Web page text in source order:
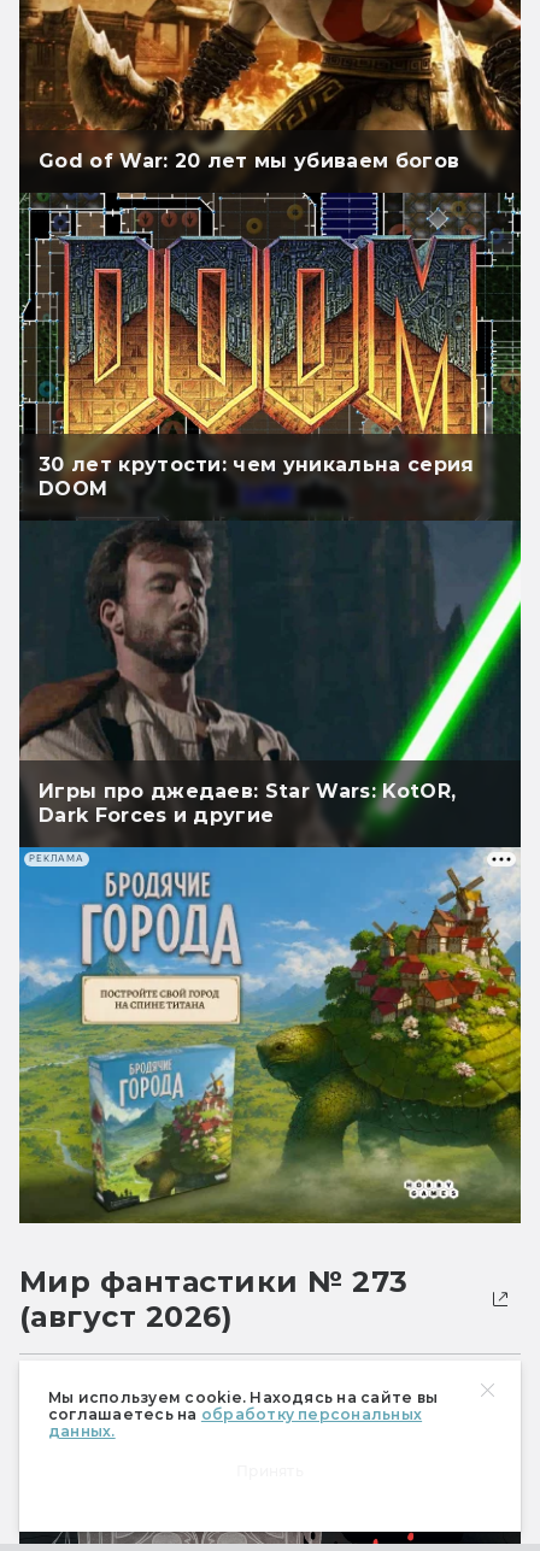
Мы используем cookie. Находясь на сайте вы
соглашаетесь на обработку персональных
данных.
God of War: 20 лет мы убиваем богов
30 лет крутости: чем уникальна серия
DOOM
Игры про джедаев: Star Wars: KotOR,
Dark Forces и другие
РЕКЛАМА
Мир фантастики № 273
(август 2026)